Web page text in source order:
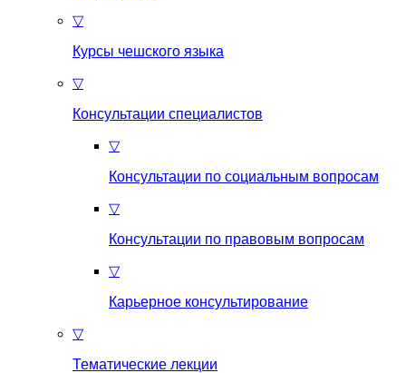
▽
Курсы чешского языка
▽
Консультации специалистов
▽
Консультации по социальным вопросам
▽
Консультации по правовым вопросам
▽
Карьерное консультирование
▽
Тематические лекции